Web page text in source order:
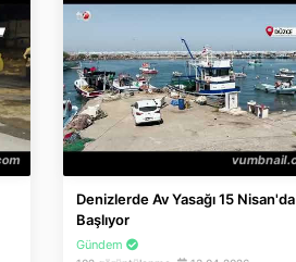
Denizlerde Av Yasağı 15 Nisan'da
Başlıyor
Gündem